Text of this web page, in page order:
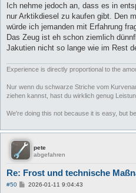
Ich nehme jedoch an, dass es in
nur Arktikdiesel zu kaufen gibt. Den
würde ich jemanden mit Erfahrung
Das Zeug ist eh schon ziemlich
Jakutien nicht so lange wie im Rest
Experience is directly proportional to the
Nur wenn du schwarze Striche vom
ziehen kannst, hast du wirklich genug
We're doing this not because it is easy, but
pete
abgefahren
Re: Frost und technische
#50
B2026-01-11 9:04:43